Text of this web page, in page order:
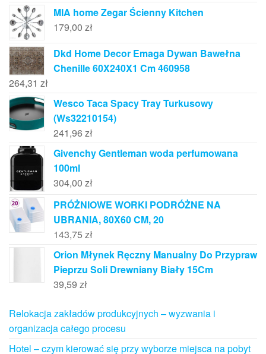
MIA home Zegar Ścienny Kitchen
179,00 zł
Dkd Home Decor Emaga Dywan Bawełna
Chenille 60X240X1 Cm 460958
264,31 zł
Wesco Taca Spacy Tray Turkusowy
(Ws32210154)
241,96 zł
Givenchy Gentleman woda perfumowana
100ml
304,00 zł
PRÓŻNIOWE WORKI PODRÓŻNE NA
UBRANIA, 80X60 CM, 20
143,75 zł
Orion Młynek Ręczny Manualny Do Przypraw
Pieprzu Soli Drewniany Biały 15Cm
39,59 zł
Relokacja zakładów produkcyjnych – wyzwania i
organizacja całego procesu
Hotel – czym kierować się przy wyborze miejsca na pobyt